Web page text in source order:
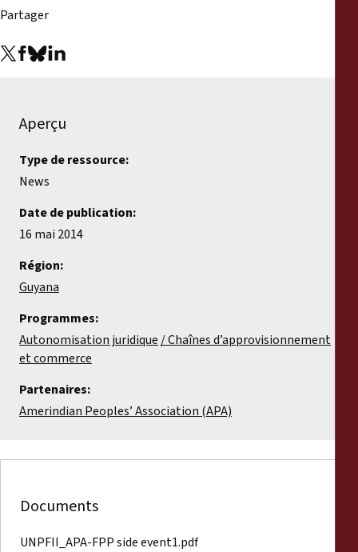
Déclarations
Rapports annuels
Partager
Aperçu
Type de ressource:
News
Date de publication:
16 mai 2014
Région:
Guyana
Programmes:
Autonomisation juridique Chaînes d’approvisionnement
et commerce
Partenaires:
Amerindian Peoples’ Association (APA)
Documents
UNPFII_APA-FPP side event1.pdf